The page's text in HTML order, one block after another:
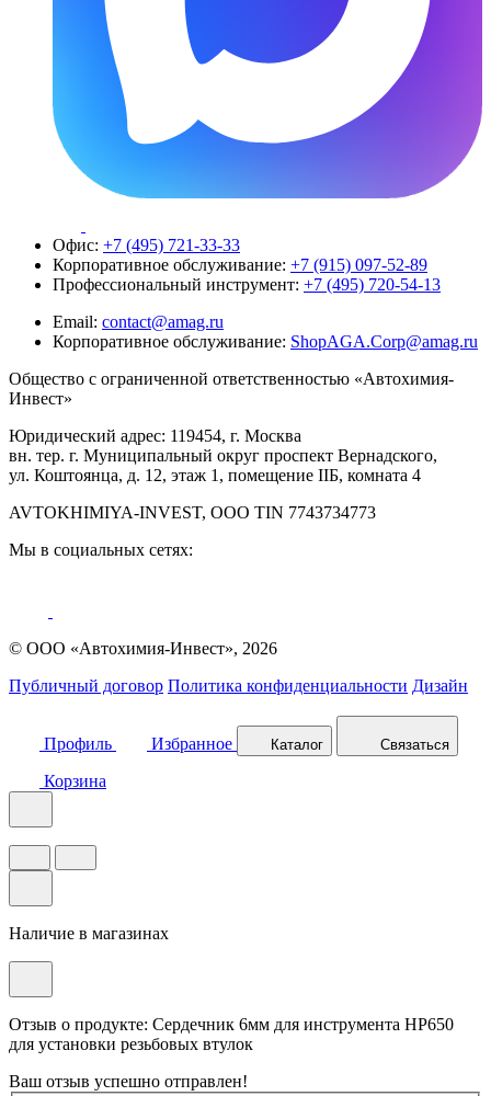
Офис: +7 (495) 721-33-33
Корпоративное обслуживание: +7 (915) 097-52-89
Профессиональный инструмент: +7 (495) 720-54-13
Email: contact@amag.ru
Корпоративное обслуживание: ShopAGA.Corp@amag.ru
Общество с ограниченной ответственностью «Автохимия-
Инвест»
Юридический адрес: 119454, г. Москва
вн. тер. г. Муниципальный округ проспект Вернадского,
ул. Коштоянца, д. 12, этаж 1, помещение IIБ, комната 4
AVTOKHIMIYA-INVEST, OOO TIN 7743734773
Мы в социальных сетях:
© ООО «Автохимия-Инвест», 2026
Публичный договор Политика конфиденциальности Дизайн
Профиль Избранное Каталог Связаться
Корзина
Наличие в магазинах
Отзыв о продукте: Сердечник 6мм для инструмента HP650
для установки резьбовых втулок
Ваш отзыв успешно отправлен!